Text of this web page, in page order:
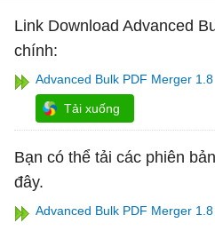
Link Download Advanced
chính:
Advanced Bulk PDF Merger 1.8
Tải xuống
Bạn có thể tải các phiên
đây.
Advanced Bulk PDF Merger